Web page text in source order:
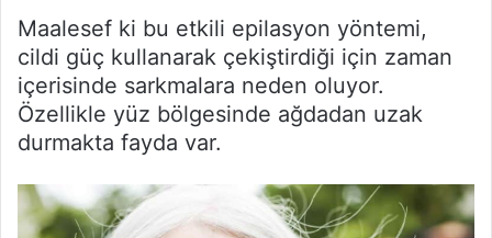
Maalesef ki bu etkili epilasyon yöntemi,
cildi güç kullanarak çekiştirdiği için zaman
içerisinde sarkmalara neden oluyor.
Özellikle yüz bölgesinde ağdadan uzak
durmakta fayda var.